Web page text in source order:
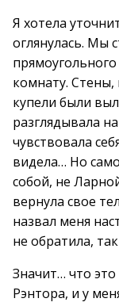
Я хотела
оглянулась. Мы
комнату.
купели были
разглядывала
чувствовала
видела… Но
собой, не
вернула свое
назвал меня
не обратила,
Значит… что это
Рэнтора, и у